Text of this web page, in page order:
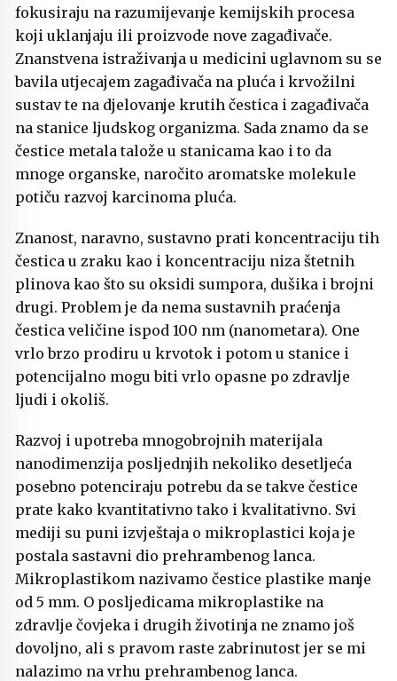
fokusiraju na razumijevanje kemijskih procesa
koji uklanjaju ili proizvode nove zagađivače.
Znanstvena istraživanja u medicini uglavnom su se
bavila utjecajem zagađivača na pluća i krvožilni
sustav te na djelovanje krutih čestica i zagađivača
na stanice ljudskog organizma. Sada znamo da se
čestice metala talože u stanicama kao i to da
mnoge organske, naročito aromatske molekule
potiču razvoj karcinoma pluća.
Znanost, naravno, sustavno prati koncentraciju tih
čestica u zraku kao i koncentraciju niza štetnih
plinova kao što su oksidi sumpora, dušika i brojni
drugi. Problem je da nema sustavnih praćenja
čestica veličine ispod 100 nm (nanometara). One
vrlo brzo prodiru u krvotok i potom u stanice i
potencijalno mogu biti vrlo opasne po zdravlje
ljudi i okoliš.
Razvoj i upotreba mnogobrojnih materijala
nanodimenzija posljednjih nekoliko desetljeća
posebno potenciraju potrebu da se takve čestice
prate kako kvantitativno tako i kvalitativno. Svi
mediji su puni izvještaja o mikroplastici koja je
postala sastavni dio prehrambenog lanca.
Mikroplastikom nazivamo čestice plastike manje
od 5 mm. O posljedicama mikroplastike na
zdravlje čovjeka i drugih životinja ne znamo još
dovoljno, ali s pravom raste zabrinutost jer se mi
nalazimo na vrhu prehrambenog lanca.